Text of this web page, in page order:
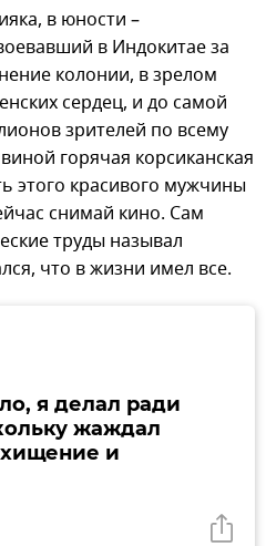
в юности –
в Индокитае за
колонии, в зрелом
сердец, и до самой
зрителей по всему
горячая корсиканская
этого красивого мужчины
снимай кино. Сам
труды называл
что в жизни имел все.
я делал ради
жаждал
и